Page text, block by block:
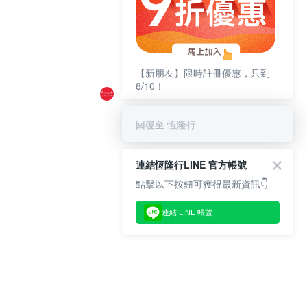
【新朋友】限時註冊優惠，只到
8/10！
回覆至 恆隆行
連結恆隆行LINE 官方帳號
點擊以下按鈕可獲得最新資訊👇
連結 LINE 帳號